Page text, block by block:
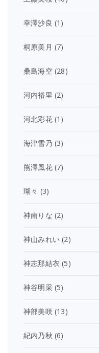
幸澤沙良 (1)
桐原美月 (7)
桑島海空(28)
河内裕里 (2)
河北彩花(1)
海津雪乃 (3)
熊澤風花(7)
瑚々 (3)
神南りな (2)
神山みれい (2)
神志那結衣 (5)
神谷明采(5)
神部美咲(13)
紀内乃秋 (6)